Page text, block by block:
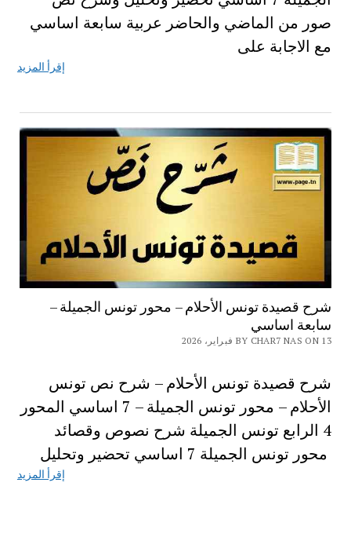
صور من الماضي والحاضر عربية سابعة اساسي
مع الاجابة على
إقرأ المزيد
شرح قصيدة تونس الأحلام – محور تونس الجميلة –
سابعة اساسي
BY CHAR7 NAS ON 13 فبراير، 2026
شرح قصيدة تونس الأحلام – شرح نص تونس
الأحلام – محور تونس الجميلة – 7 اساسي المحور
4 الرابع تونس الجميلة شرح نصوص وقصائد
محور تونس الجميلة 7 اساسي تحضير وتحليل
إقرأ المزيد